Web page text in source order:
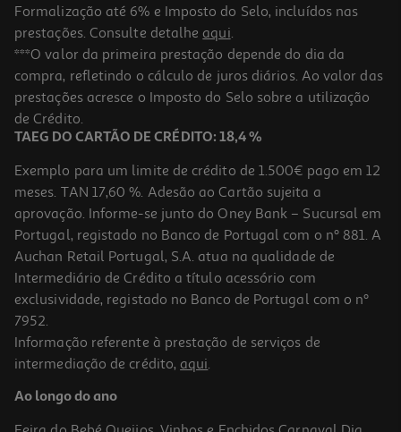
Formalização até 6% e Imposto do Selo, incluídos nas
prestações. Consulte detalhe aqui.
***O valor da primeira prestação depende do dia da
compra, refletindo o cálculo de juros diários. Ao valor das
prestações acresce o Imposto do Selo sobre a utilização
de Crédito.
TAEG DO CARTÃO DE CRÉDITO: 18,4 %
Exemplo para um limite de crédito de 1.500€ pago em 12
meses. TAN 17,60 %. Adesão ao Cartão sujeita a
aprovação. Informe-se junto do Oney Bank – Sucursal em
Portugal, registado no Banco de Portugal com o nº 881. A
Auchan Retail Portugal, S.A. atua na qualidade de
Intermediário de Crédito a título acessório com
exclusividade, registado no Banco de Portugal com o nº
7952.
Informação referente à prestação de serviços de
intermediação de crédito, aqui.
Ao longo do ano